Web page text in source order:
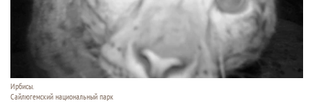
Ирбисы.
Сайлюгемский национальный парк